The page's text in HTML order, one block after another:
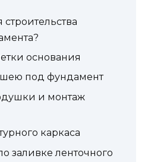
основания
под фундамент
и монтаж
каркаса
заливке ленточного